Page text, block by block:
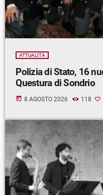
ATTUALITÀ
Polizia di Stato, 16
Questura di Sondrio
today 8 AGOSTO 2026 118